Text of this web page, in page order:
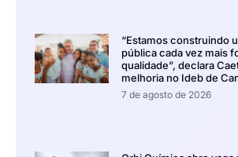
“Estamos construindo
pública cada vez mais
qualidade”, declara
melhoria no Ideb de
7 de agosto de 2026